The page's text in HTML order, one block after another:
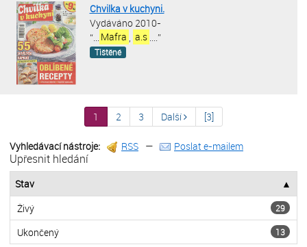
Chvilka v kuchyni.
Vydáváno 2010-
“... Mafra a.s ”
Tištěné
1 2 3 Další [3]
Vyhledávací nástroje: RSS — Poslat e-mailem
Upřesnit hledání
Stav
Živý
29
Ukončený 13